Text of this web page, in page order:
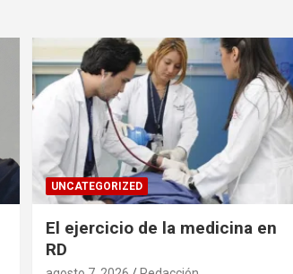
UNCATEGORIZED
El ejercicio de la medicina en
RD